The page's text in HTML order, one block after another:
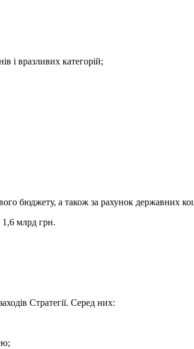
і вразливих категорій;
бюджету, а також за рахунок державних
1,6 млрд грн.
Стратегії. Серед них: